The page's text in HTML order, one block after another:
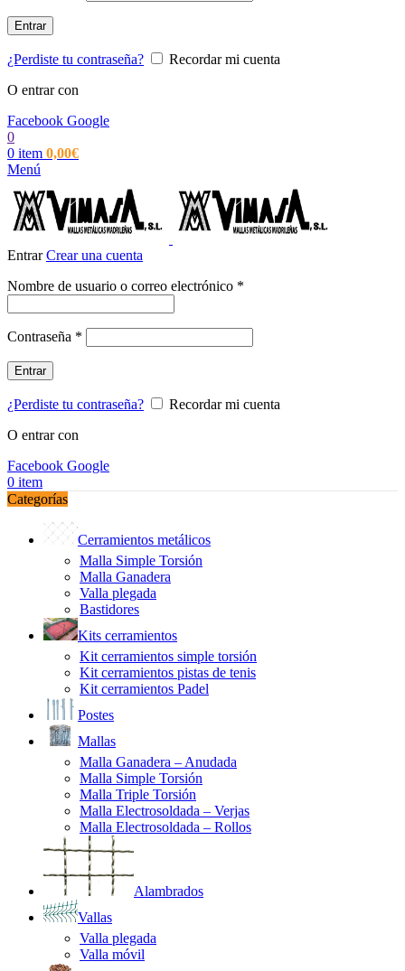
Entrar
¿Perdiste tu contraseña?
Recordar mi cuenta
O entrar con
Facebook Google
0
0 item 0,00€
Menú
EntrarCrear una cuenta
Nombre de usuario o correo electrónico *
Contraseña *
Entrar
¿Perdiste tu contraseña?
Recordar mi cuenta
O entrar con
Facebook Google
0 item
Categorías
Cerramientos metálicos
Malla Simple Torsión
Malla Ganadera
Valla plegada
Bastidores
Kits cerramientos
Kit cerramientos simple torsión
Kit cerramientos pistas de tenis
Kit cerramientos Padel
Postes
Mallas
Malla Ganadera – Anudada
Malla Simple Torsión
Malla Triple Torsión
Malla Electrosoldada – Verjas
Malla Electrosoldada – Rollos
Alambrados
Vallas
Valla plegada
Valla móvil